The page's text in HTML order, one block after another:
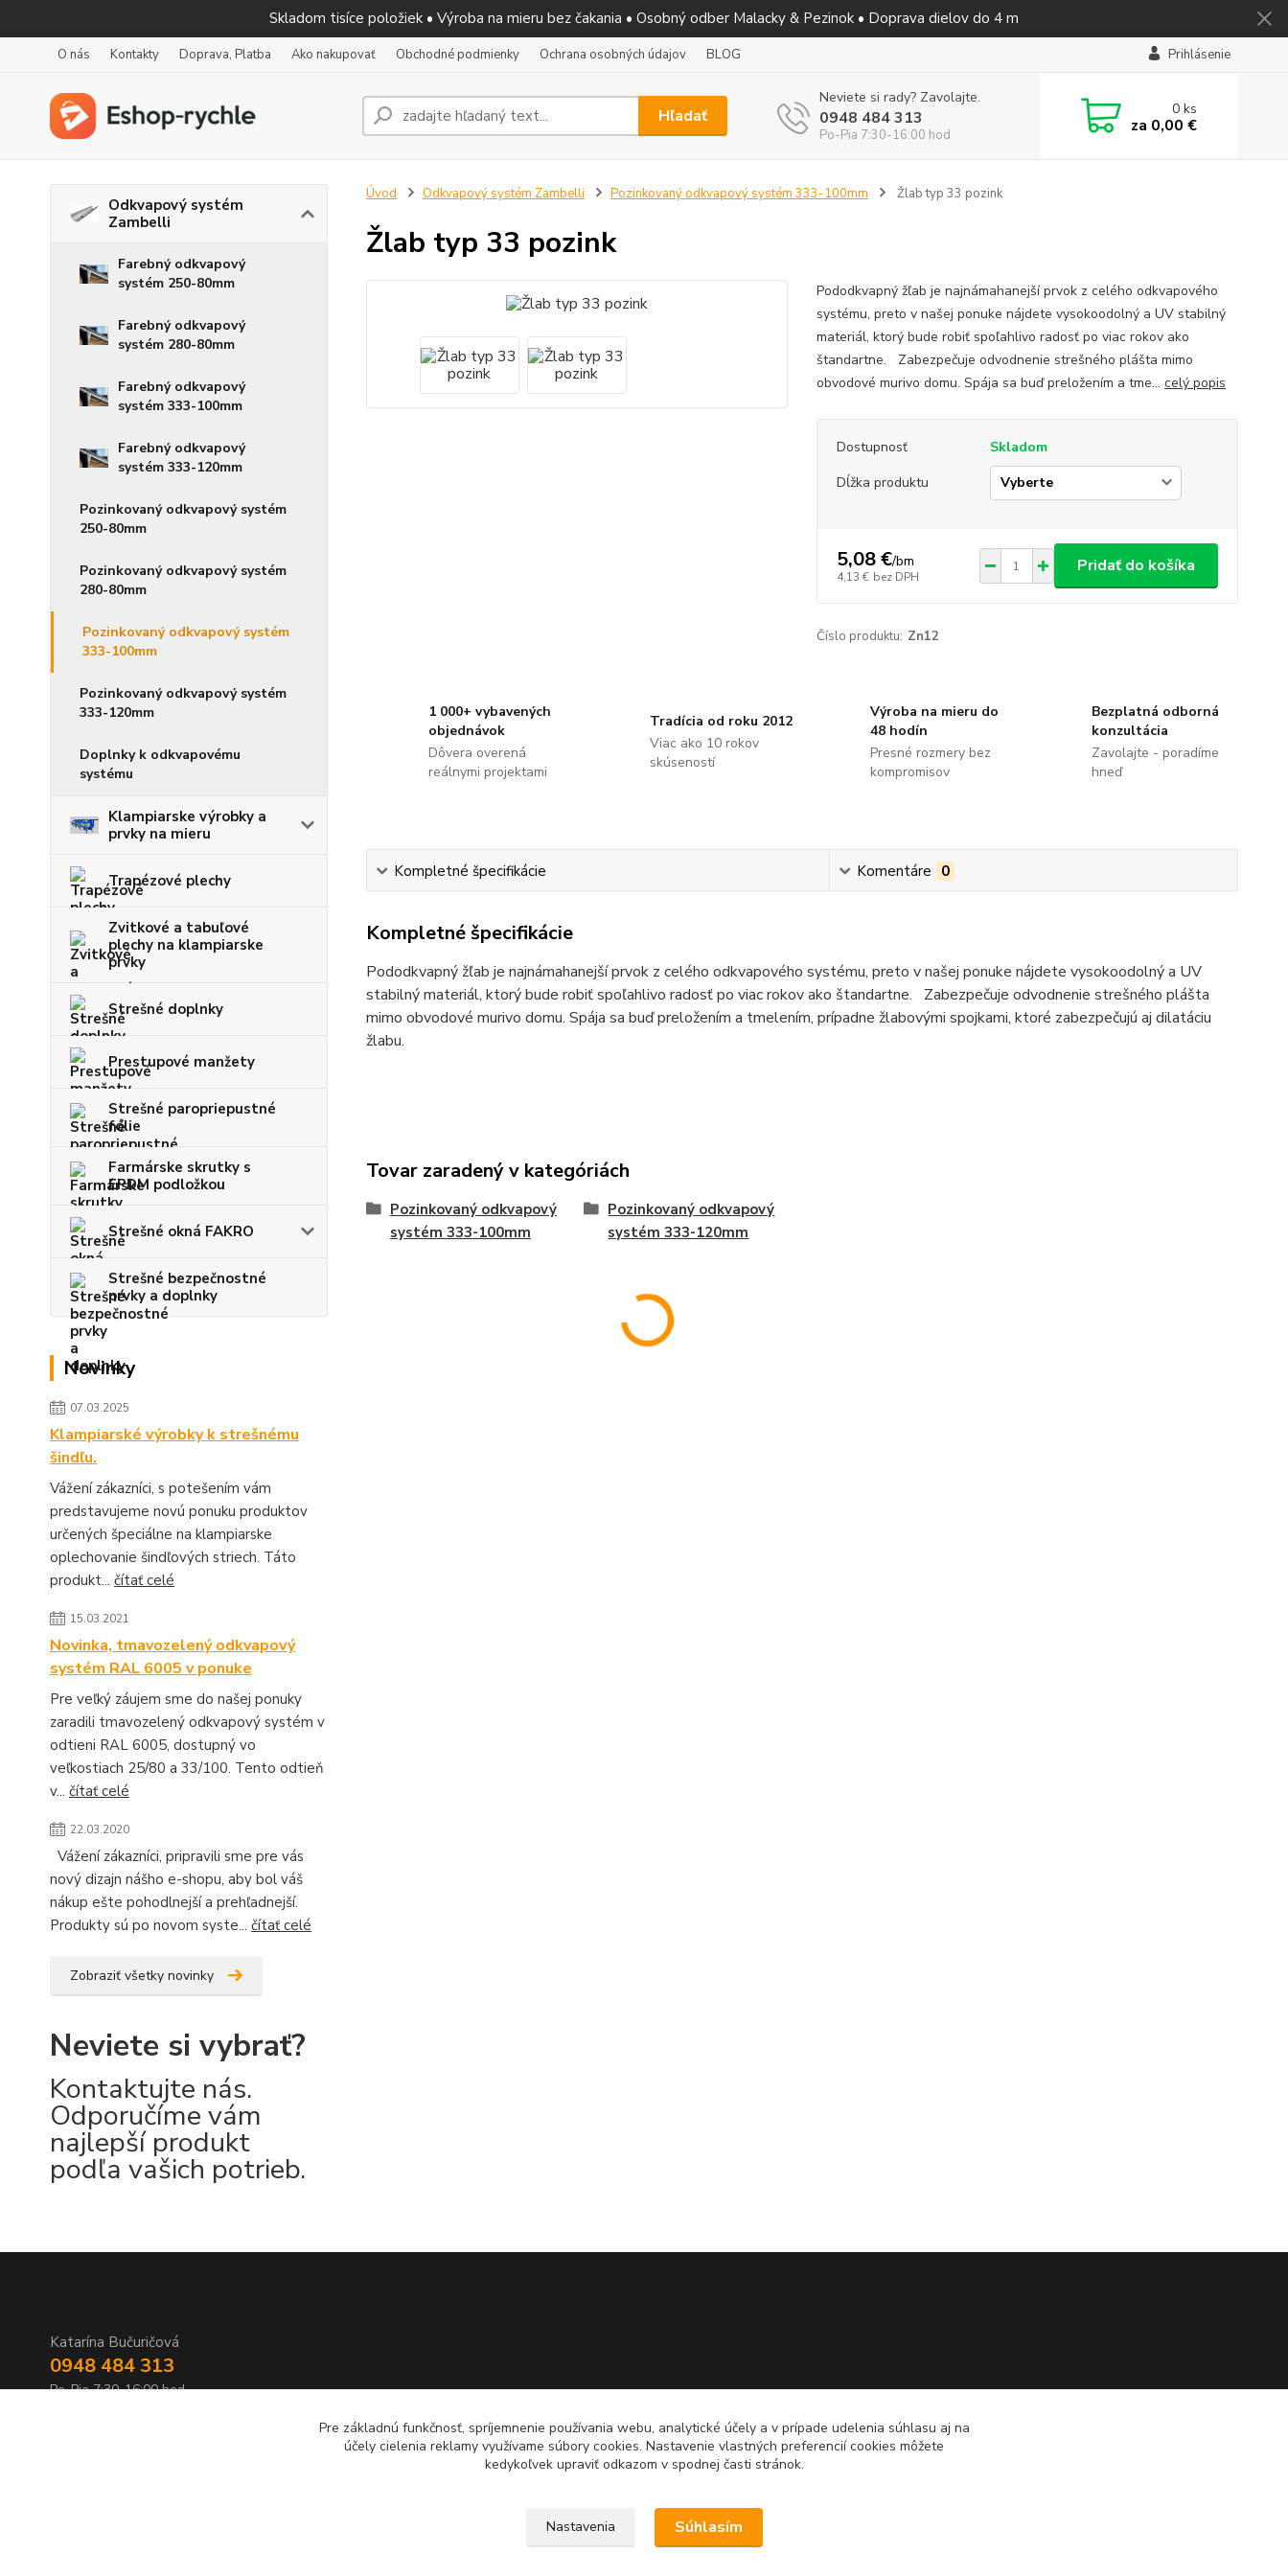
Skladom tisíce položiek • Výroba na mieru bez čakania • Osobný odber Malacky & Pezinok • Doprava dielov do 4 m
O nás Kontakty Doprava, Platba Ako nakupovať Obchodné podmienky Ochrana osobných údajov BLOG Prihlásenie
Hľadať
Neviete si rady? Zavolajte.
0948 484 313
Po-Pia 7:30-16:00 hod
0ks
za 0,00 €
Odkvapový systém
Zambelli
Farebný odkvapový
systém 250-80mm
Farebný odkvapový
systém 280-80mm
Farebný odkvapový
systém 333-100mm
Farebný odkvapový
systém 333-120mm
Pozinkovaný odkvapový systém
250-80mm
Pozinkovaný odkvapový systém
280-80mm
Pozinkovaný odkvapový systém
333-100mm
Pozinkovaný odkvapový systém
333-120mm
Doplnky k odkvapovému
systému
Klampiarske výrobky a
prvky na mieru
Trapézové plechy
Zvitkové a tabuľové
plechy na klampiarske
prvky
Strešné doplnky
Prestupové manžety
Strešné paropriepustné
fólie
Farmárske skrutky s
EPDM podložkou
Strešné okná FAKRO
Strešné bezpečnostné
prvky a doplnky
Novinky
07.03.2025
Klampiarské výrobky k strešnému
šindľu.
Vážení zákazníci, s potešením vám
predstavujeme novú ponuku produktov
určených špeciálne na klampiarske
oplechovanie šindľových striech. Táto
produkt... čítať celé
15.03.2021
Novinka, tmavozelený odkvapový
systém RAL 6005 v ponuke
Pre veľký záujem sme do našej ponuky
zaradili tmavozelený odkvapový systém v
odtieni RAL 6005, dostupný vo
veľkostiach 25/80 a 33/100. Tento odtieň
v... čítať celé
22.03.2020
Vážení zákazníci, pripravili sme pre vás
nový dizajn nášho e-shopu, aby bol váš
nákup ešte pohodlnejší a prehľadnejší.
Produkty sú po novom syste... čítať celé
Zobraziť všetky novinky
Neviete si vybrať?
Kontaktujte nás.
Odporučíme vám
najlepší produkt
podľa vašich potrieb.
Úvod Odkvapový systém Zambelli Pozinkovaný odkvapový systém 333-100mm Žlab typ 33 pozink
Žlab typ 33 pozink
Pododkvapný žľab je najnámahanejší prvok z celého odkvapového
systému, preto v našej ponuke nájdete vysokoodolný a UV stabilný
materiál, ktorý bude robiť spoľahlivo radosť po viac rokov ako
štandartne. Zabezpečuje odvodnenie strešného plášta mimo
obvodové murivo domu. Spája sa buď preložením a tme... celý popis
Dostupnosť
Skladom
Dĺžka produktu
5,08 €/bm
4,13 € bez DPH
Pridať do košíka
Číslo produktu: Zn12
1 000+ vybavených
objednávok
Dôvera overená
reálnymi projektami
Tradícia od roku 2012
Viac ako 10 rokov
skúseností
Výroba na mieru do
48 hodín
Presné rozmery bez
kompromisov
Bezplatná odborná
konzultácia
Zavolajte - poradíme
hneď
Kompletné špecifikácie Komentáre 0
Kompletné špecifikácie
Pododkvapný žľab je najnámahanejší prvok z celého odkvapového systému, preto v našej ponuke nájdete vysokoodolný a UV
stabilný materiál, ktorý bude robiť spoľahlivo radosť po viac rokov ako štandartne. Zabezpečuje odvodnenie strešného plášta
mimo obvodové murivo domu. Spája sa buď preložením a tmelením, prípadne žlabovými spojkami, ktoré zabezpečujú aj dilatáciu
žlabu.
Tovar zaradený v kategóriách
Pozinkovaný odkvapový
systém 333-100mm
Pozinkovaný odkvapový
systém 333-120mm
Katarína Bučuričová
0948 484 313
Po-Pia 7:30-16:00 hod
Pre základnú funkčnosť, spríjemnenie používania webu, analytické účely a v prípade udelenia súhlasu aj na
účely cielenia reklamy využívame súbory cookies. Nastavenie vlastných preferencií cookies môžete
kedykoľvek upraviť odkazom v spodnej časti stránok.
Nastavenia Súhlasím